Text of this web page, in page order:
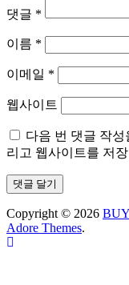
댓글 *
이름 *
이메일 *
웹사이트
다음 번 댓글 작
리고 웹사이트를 저
Copyright © 2026
Adore Themes.